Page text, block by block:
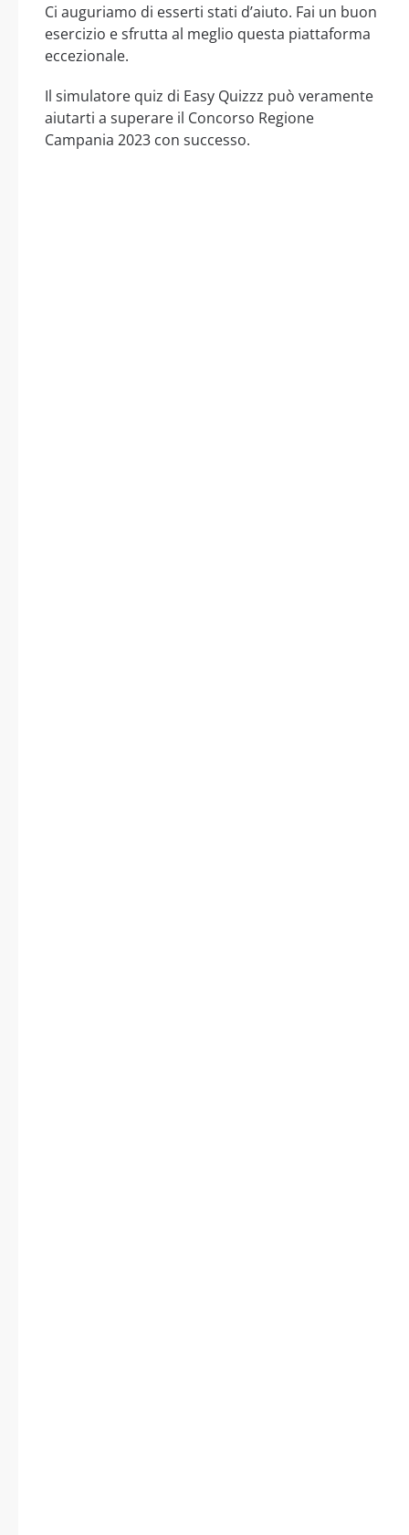
Ci auguriamo di esserti stati d’aiuto. Fai un buon
esercizio e sfrutta al meglio questa piattaforma
eccezionale.
Il simulatore quiz di Easy Quizzz può veramente
aiutarti a superare il Concorso Regione
Campania 2023 con successo.